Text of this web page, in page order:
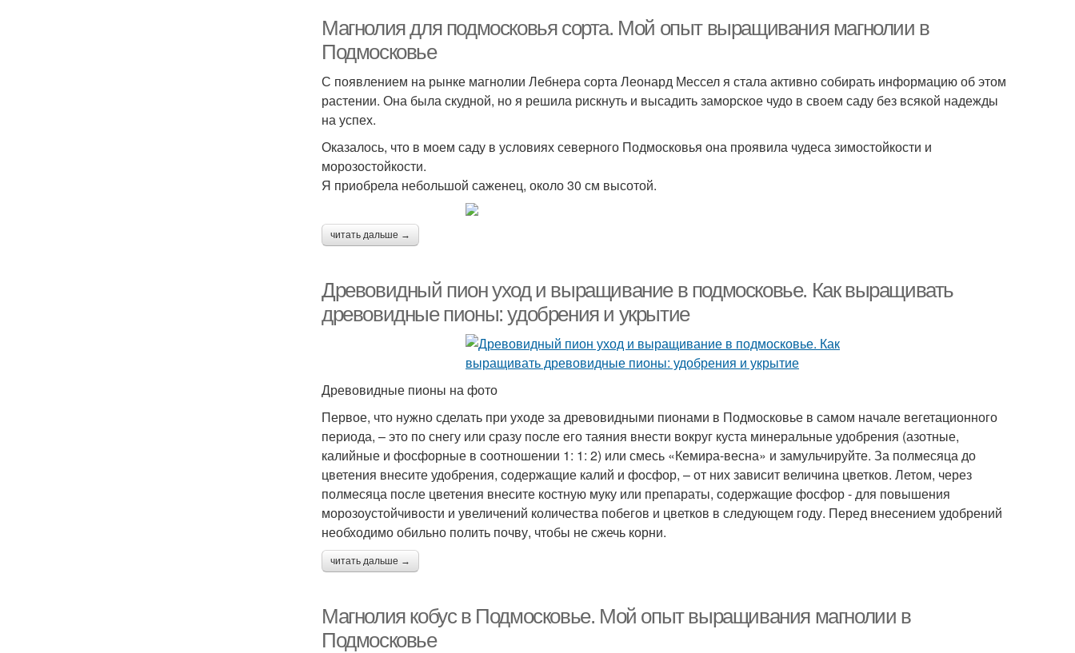
Магнолия для подмосковья сорта. Мой опыт выращивания магнолии в
Подмосковье
С появлением на рынке магнолии Лебнера сорта Леонард Мессел я стала активно собирать информацию об этом
растении. Она была скудной, но я решила рискнуть и высадить заморское чудо в своем саду без всякой надежды
на успех.
Оказалось, что в моем саду в условиях северного Подмосковья она проявила чудеса зимостойкости и
морозостойкости.
Я приобрела небольшой саженец, около 30 см высотой.
читать дальше →
Древовидный пион уход и выращивание в подмосковье. Как выращивать
древовидные пионы: удобрения и укрытие
Древовидные пионы на фото
Первое, что нужно сделать при уходе за древовидными пионами в Подмосковье в самом начале вегетационного
периода, – это по снегу или сразу после его таяния внести вокруг куста минеральные удобрения (азотные,
калийные и фосфорные в соотношении 1: 1: 2) или смесь «Кемира-весна» и замульчируйте. За полмесяца до
цветения внесите удобрения, содержащие калий и фосфор, – от них зависит величина цветков. Летом, через
полмесяца после цветения внесите костную муку или препараты, содержащие фосфор - для повышения
морозоустойчивости и увеличений количества побегов и цветков в следующем году. Перед внесением удобрений
необходимо обильно полить почву, чтобы не сжечь корни.
читать дальше →
Магнолия кобус в Подмосковье. Мой опыт выращивания магнолии в
Подмосковье